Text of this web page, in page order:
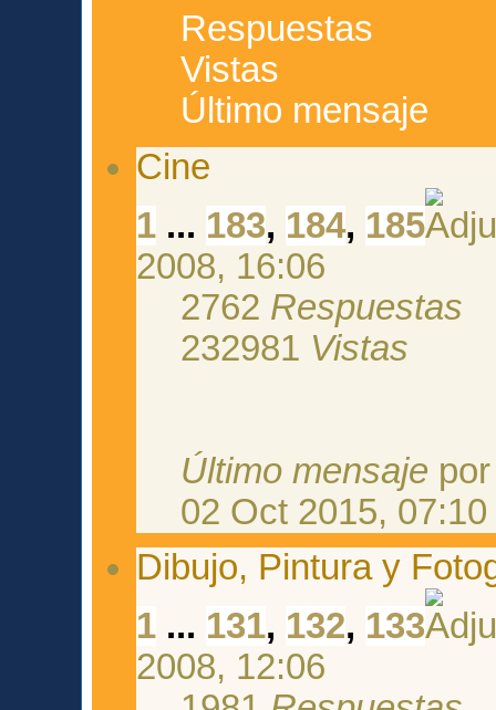
Respuestas
Vistas
Último mensaje
Cine
1 ... 183, 184, 185
2008, 16:06
2762 Respuestas
232981 Vistas
Último mensaje
02 Oct 2015, 07:10
Dibujo, Pintura y
1 ... 131, 132, 133
2008, 12:06